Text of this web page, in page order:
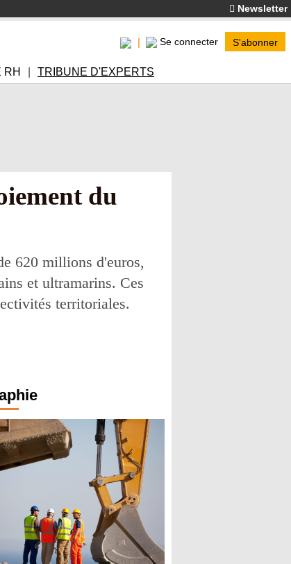
Newsletter
Se connecter S'abonner
RH TRIBUNE D'EXPERTS
du
620 millions d'euros,
et ultramarins. Ces
territoriales.